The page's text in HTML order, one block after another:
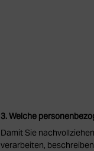
3. Welche
Damit Sie
verarbeiten,